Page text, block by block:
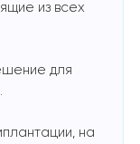
из всех
для
на